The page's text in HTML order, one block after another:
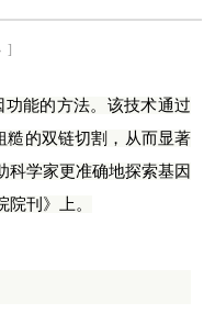
]
能的方法。该技术通过
糙的双链切割，从而显著
科学家更准确地探索基因
刊》上。